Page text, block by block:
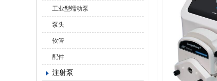
工业型蠕动泵
泵头
软管
配件
注射泵